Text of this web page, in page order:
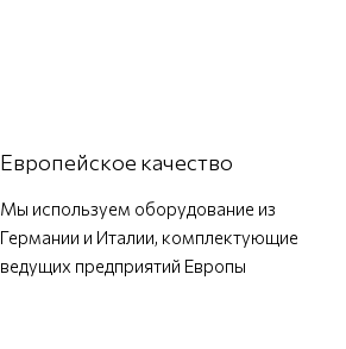
Европейское качество
Мы используем оборудование из
Германии и Италии, комплектующие
ведущих предприятий Европы